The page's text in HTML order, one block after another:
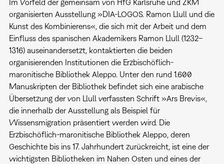
Im Vorfeld der gemeinsam von HfG Karlsruhe und ZKM
organisierten Ausstellung »DIA-LOGOS. Ramon Llull und die
Kunst des Kombinierens«, die sich mit der Arbeit und dem
Einfluss des spanischen Akademikers Ramon Llull (1232–
1316) auseinandersetzt, kontaktierten die beiden
organisierenden Institutionen die Erzbischöflich-
maronitische Bibliothek Aleppo. Unter den rund 1.600
Manuskripten der Bibliothek befindet sich eine arabische
Übersetzung der von Llull verfassten Schrift »Ars Brevis«,
die innerhalb der Ausstellung als Beispiel für
Wissensmigration präsentiert werden wird. Die
Erzbischöflich-maronitische Bibliothek Aleppo, deren
Geschichte bis ins 17. Jahrhundert zurückreicht, ist eine der
wichtigsten Bibliotheken im Nahen Osten und eines der